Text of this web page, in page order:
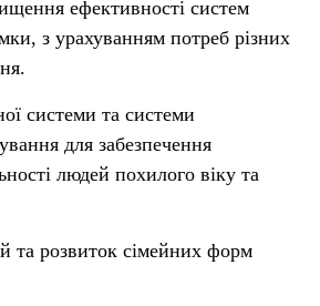
ефективності систем
з урахуванням потреб різних
системи та системи
для забезпечення
людей похилого віку та
та розвиток сімейних форм